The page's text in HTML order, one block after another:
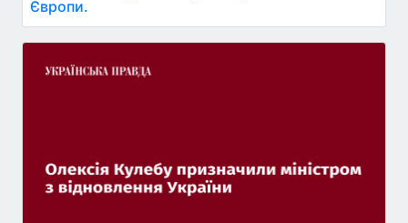
Європи.